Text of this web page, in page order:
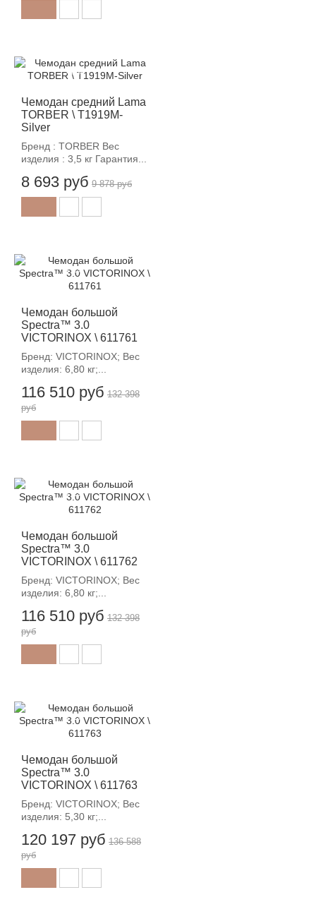
Чемодан средний Lama
TORBER \ T1919M-
Silver
Бренд : TORBER Вес
изделия : 3,5 кг Гарантия...
8 693 руб
-12%
9 878 руб
Чемодан большой
Spectra™ 3.0
VICTORINOX \ 611761
Бренд: VICTORINOX; Вес
изделия: 6,80 кг;...
116 510 руб
-12%
132 398
руб
Чемодан большой
Spectra™ 3.0
VICTORINOX \ 611762
Бренд: VICTORINOX; Вес
изделия: 6,80 кг;...
116 510 руб
-12%
132 398
руб
Чемодан большой
Spectra™ 3.0
VICTORINOX \ 611763
Бренд: VICTORINOX; Вес
изделия: 5,30 кг;...
120 197 руб
-12%
136 588
руб